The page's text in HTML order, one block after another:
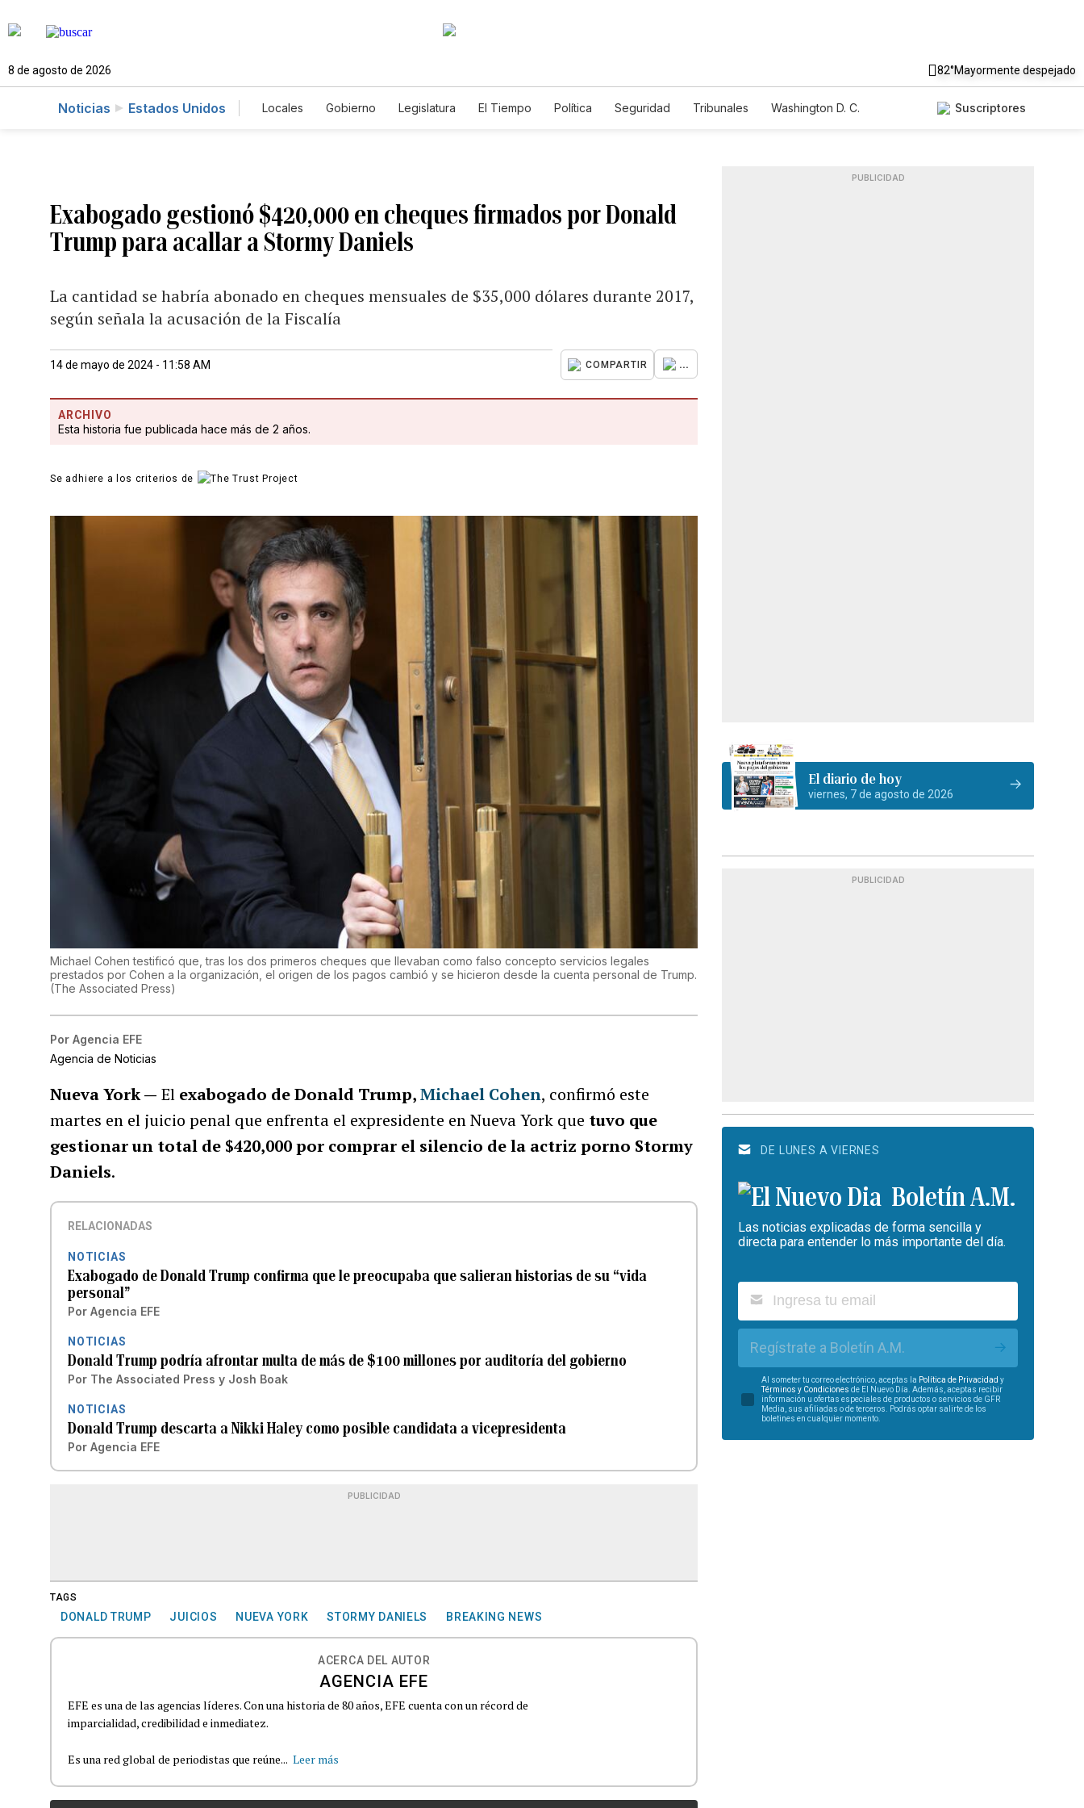
8 de agosto de 2026 82°Mayormente despejado
Noticias Estados Unidos Locales Gobierno Legislatura El Tiempo Política Seguridad Tribunales
Washington D. C.
Suscriptores
Exabogado gestionó $420,000 en cheques firmados por Donald
Trump para acallar a Stormy Daniels
La cantidad se habría abonado en cheques mensuales de $35,000 dólares durante 2017,
según señala la acusación de la Fiscalía
14 de mayo de 2024 - 11:58 AM COMPARTIR ...
ARCHIVO
Esta historia fue publicada hace más de 2 años.
Se adhiere a los criterios de
Michael Cohen testificó que, tras los dos primeros cheques que llevaban como falso concepto servicios legales
prestados por Cohen a la organización, el origen de los pagos cambió y se hicieron desde la cuenta personal de Trump.
(The Associated Press)
Por Agencia EFE
Agencia de Noticias
Nueva York — El exabogado de Donald Trump,Michael Cohen, confirmó este
martes en el juicio penal que enfrenta el expresidente en Nueva York que tuvo que
gestionar un total de $420,000 por comprar el silencio de la actriz porno Stormy
Daniels.
RELACIONADAS
NOTICIAS
Exabogado de Donald Trump confirma que le preocupaba que salieran historias de su “vida
personal”
Por Agencia EFE
NOTICIAS
Donald Trump podría afrontar multa de más de $100 millones por auditoría del gobierno
Por The Associated Press y Josh Boak
NOTICIAS
Donald Trump descarta a Nikki Haley como posible candidata a vicepresidenta
Por Agencia EFE
PUBLICIDAD
TAGS
DONALD TRUMP JUICIOS NUEVA YORK STORMY DANIELS BREAKING NEWS
ACERCA DEL AUTOR
AGENCIA EFE
EFE es una de las agencias líderes. Con una historia de 80 años, EFE cuenta con un récord de
imparcialidad, credibilidad e inmediatez.
Es una red global de periodistas que reúne... Leer más
PUBLICIDAD
El diario de hoy
viernes, 7 de agosto de 2026
PUBLICIDAD
DE LUNES A VIERNES
Boletín A.M.
Las noticias explicadas de forma sencilla y
directa para entender lo más importante del día.
Regístrate a Boletín A.M.
Al someter tu correo electrónico, aceptas la Política de Privacidad y
Términos y Condiciones de El Nuevo Día. Además, aceptas recibir
información u ofertas especiales de productos o servicios de GFR
Media, sus afiliadas o de terceros. Podrás optar salirte de los
boletines en cualquier momento.